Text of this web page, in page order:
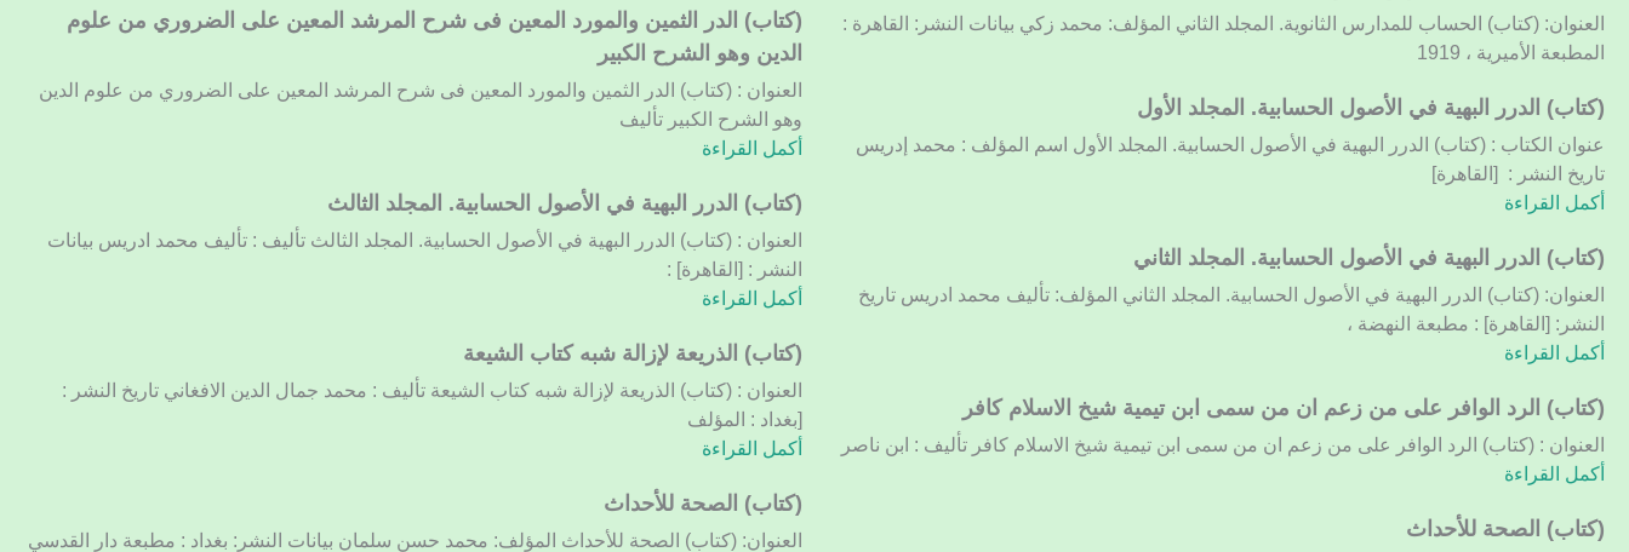
العنوان: (كتاب) الحساب للمدارس الثانوية. المجلد الثاني المؤلف: محمد زكي بيانات النشر: القاهرة :
المطبعة الأميرية ، 1919
(كتاب) الدر الثمين والمورد المعين فى شرح المرشد المعين على الضروري من علوم
الدين وهو الشرح الكبير
العنوان : (كتاب) الدر الثمين والمورد المعين فى شرح المرشد المعين على الضروري من علوم الدين
وهو الشرح الكبير تأليف
أكمل القراءة
(كتاب)
الدر
والمورد
المعين
شرح
المرشد
المعين
على
علوم
الدين
وهو
(كتاب) الدرر البهية في الأصول الحسابية. المجلد الأول
عنوان الكتاب : (كتاب) الدرر البهية في الأصول الحسابية. المجلد الأول اسم المؤلف : محمد إدريس
تاريخ النشر : [القاهرة]
أكمل القراءة
(كتاب)
الدرر
البهية
الحسابية.
الأول
(كتاب) الدرر البهية في الأصول الحسابية. المجلد الثالث
العنوان : (كتاب) الدرر البهية في الأصول الحسابية. المجلد الثالث تأليف : تأليف محمد ادريس بيانات
النشر : [القاهرة] :
أكمل القراءة
(كتاب)
الدرر
البهية
في
الحسابية.
الثالث
(كتاب) الدرر البهية في الأصول الحسابية. المجلد الثاني
العنوان: (كتاب) الدرر البهية في الأصول الحسابية. المجلد الثاني المؤلف: تأليف محمد ادريس تاريخ
النشر: [القاهرة] : مطبعة النهضة ،
أكمل القراءة
(كتاب)
الدرر
البهية
في
الحسابية.
الثاني
(كتاب) الذريعة لإزالة شبه كتاب الشيعة
العنوان : (كتاب) الذريعة لإزالة شبه كتاب الشيعة تأليف : محمد جمال الدين الافغاني تاريخ النشر :
[بغداد : المؤلف
أكمل القراءة
(كتاب)
الذريعة
الشيعة
(كتاب) الرد الوافر على من زعم ان من سمى ابن تيمية شيخ الاسلام كافر
العنوان : (كتاب) الرد الوافر على من زعم ان من سمى ابن تيمية شيخ الاسلام كافر تأليف : ابن ناصر
أكمل القراءة
(كتاب)
الرد
من
(كتاب) الصحة للأحداث
العنوان: (كتاب) الصحة للأحداث المؤلف: محمد حسن سلمان بيانات النشر: بغداد : مطبعة دار القدسي
(كتاب) الصحة للأحداث